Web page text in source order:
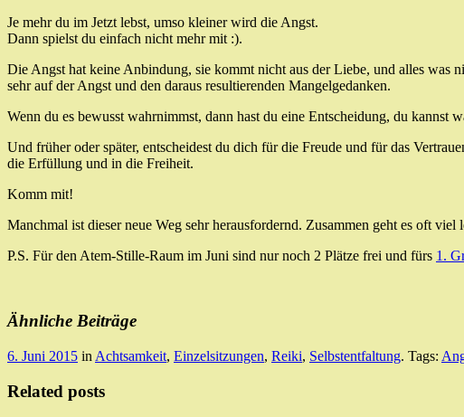
Je mehr du im Jetzt lebst, umso kleiner wird die Angst.
Dann spielst du einfach nicht mehr mit :).
Die Angst hat keine Anbindung, sie kommt nicht aus der Liebe, und alles was
sehr auf der Angst und den daraus resultierenden Mangelgedanken.
Wenn du es bewusst wahrnimmst, dann hast du eine Entscheidung, du kannst
Und früher oder später, entscheidest du dich für die Freude und für das
die Erfüllung und in die Freiheit.
Komm mit!
Manchmal ist dieser neue Weg sehr herausfordernd. Zusammen geht es oft
P.S. Für den Atem-Stille-Raum im Juni sind nur noch 2 Plätze frei und fürs 1.
Ähnliche Beiträge
6. Juni 2015 in Achtsamkeit, Einzelsitzungen, Reiki, Selbstentfaltung. Tags:
Related posts